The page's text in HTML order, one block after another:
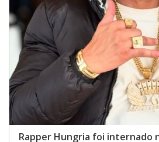
Rapper Hungria foi internado